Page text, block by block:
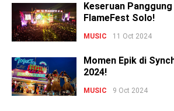
Keseruan
FlameFest Solo!
MUSIC 11 Oct 2024
Momen Epik di
2024!
MUSIC 9 Oct 2024